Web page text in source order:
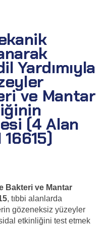
Yardımıyla
ve Mantar
(4 Alan
Bakteri ve Mantar
, tıbbi alanlarda
gözeneksiz yüzeyler
etkinliğini test etmek